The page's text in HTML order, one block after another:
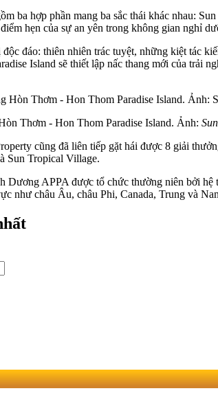
ba hợp phần mang ba sắc thái khác nhau:
hẹn của sự an yên trong không gian nghỉ
đáo: thiên nhiên trác tuyệt, những kiệt tác
Island sẽ thiết lập nấc thang mới của trải
Thơm - Hon Thom Paradise Island. Ảnh:
cũng đã liên tiếp gặt hái được 8 giải
Sun Tropical Village.
APPA được tổ chức thường niên bởi
như châu Âu, châu Phi, Canada, Trung và